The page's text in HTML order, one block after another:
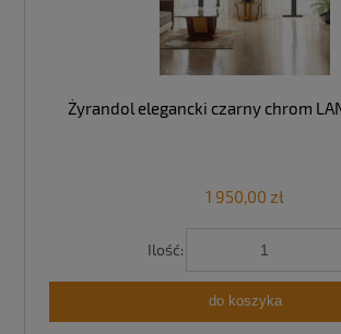
Żyrandol elegancki czarny chrom
1 950,00 zł
Ilość:
do koszyka